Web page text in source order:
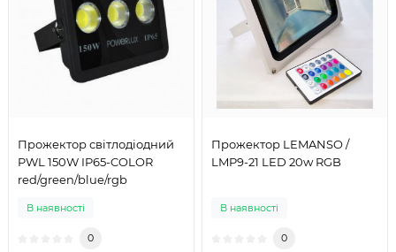
Прожектор світлодіодний
PWL 150W IP65-COLOR
red/green/blue/rgb
В наявності
0
Прожектор LEMANSO /
LMP9-21 LED 20w RGB
В наявності
0